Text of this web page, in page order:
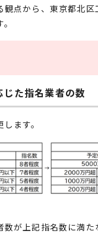
観点から、東京都北
た指名業者の数
ます。
数が上記指名数に満た